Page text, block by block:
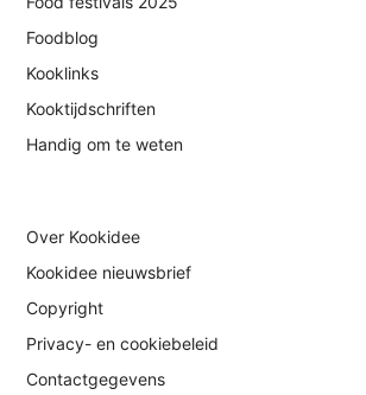
Foodblog
Kooklinks
Kooktijdschriften
Handig om te weten
Over Kookidee
Kookidee nieuwsbrief
Copyright
Privacy- en cookiebeleid
Contactgegevens